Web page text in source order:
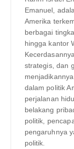
Emanuel,
Amerika
berbagai
hingga kantor
strategis, dan
dalam politik
perjalanan
belakang
politik,
pengaruhnya
politik.